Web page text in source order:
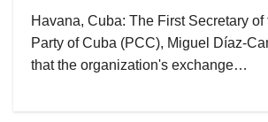
Havana, Cuba: The First Secretary
Party of Cuba (PCC), Miguel Díaz-
that the organization's exchange…